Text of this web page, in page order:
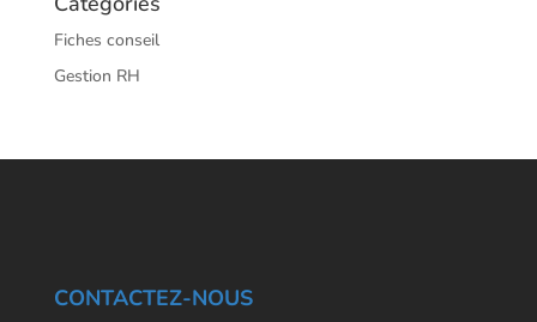
Fiches conseil
Gestion RH
CONTACTEZ-NOUS